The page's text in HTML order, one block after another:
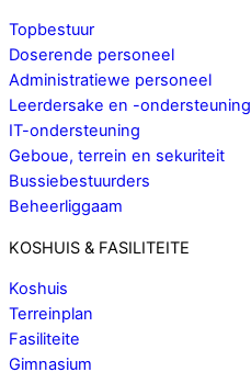
Topbestuur
Doserende personeel
Administratiewe personeel
Leerdersake en -ondersteuning
IT-ondersteuning
Geboue, terrein en sekuriteit
Bussiebestuurders
Beheerliggaam
KOSHUIS & FASILITEITE
Koshuis
Terreinplan
Fasiliteite
Gimnasium